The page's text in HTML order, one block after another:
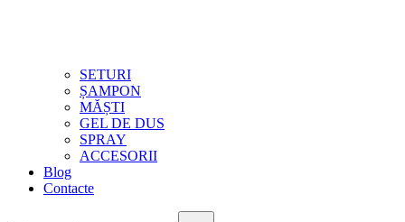
SETURI
ȘAMPON
MĂȘTI
GEL DE DUS
SPRAY
ACCESORII
Blog
Contacte